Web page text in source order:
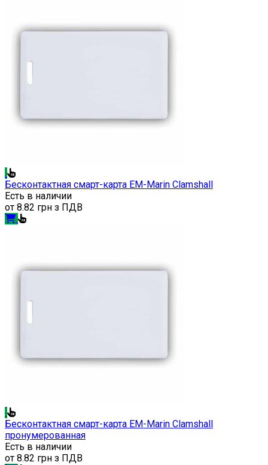
Бесконтактная смарт-карта EM-Marin Clamshall
Есть в наличии
от 8.82 грн з ПДВ
Бесконтактная смарт-карта EM-Marin Clamshall
пронумерованная
Есть в наличии
от 8.82 грн з ПДВ